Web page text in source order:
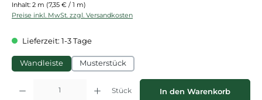
Inhalt: 2 m (7,35 € / 1 m)
Preise inkl. MwSt. zzgl. Versandkosten
Lieferzeit: 1-3 Tage
Wandleiste Musterstück
Produkt Anzahl: Gib den gewünschten Wert ein oder benutze die
Stück In den Warenkorb